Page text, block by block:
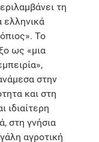
τη
ελληνικά
Το
ως «μια
στην
και στη
ιδιαίτερη
στη γνήσια
αγροτική